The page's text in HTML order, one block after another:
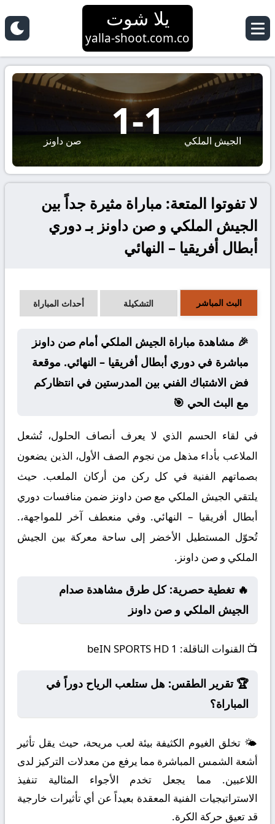
يلا شوت
yalla-shoot.com.co
الجيش الملكي 1
-
1 صن داونز
لا تفوتوا المتعة: مباراة مثيرة جداً بين
الجيش الملكي و صن داونز بـ دوري
أبطال أفريقيا – النهائي
البث المباشر التشكيلة أحداث المباراة
🎉 مشاهدة مباراة الجيش الملكي أمام صن داونز
مباشرة في دوري أبطال أفريقيا – النهائي. موقعة
فض الاشتباك الفني بين المدرستين في انتظاركم
مع البث الحي 🎯
في لقاء الحسم الذي لا يعرف أنصاف الحلول، تُشعل
الملاعب بأداء مذهل من نجوم الصف الأول، الذين يضعون
بصماتهم الفنية في كل ركن من أركان الملعب. حيث
يلتقي الجيش الملكي مع صن داونز ضمن منافسات دوري
أبطال أفريقيا – النهائي. وفي منعطف آخر للمواجهة،.
تُحوّل المستطيل الأخضر إلى ساحة معركة بين الجيش
الملكي و صن داونز.
🔥 تغطية حصرية: كل طرق مشاهدة صدام
الجيش الملكي و صن داونز
📺 القنوات الناقلة:
🏆 تقرير الطقس: هل ستلعب الرياح دوراً في
المباراة؟
🌤️ تخلق الغيوم الكثيفة بيئة لعب مريحة، حيث يقل تأثير
أشعة الشمس المباشرة مما يرفع من معدلات التركيز لدى
اللاعبين. مما يجعل تخدم الأجواء المثالية تنفيذ
الاستراتيجيات الفنية المعقدة بعيداً عن أي تأثيرات خارجية
قد تعيق حركة الكرة.